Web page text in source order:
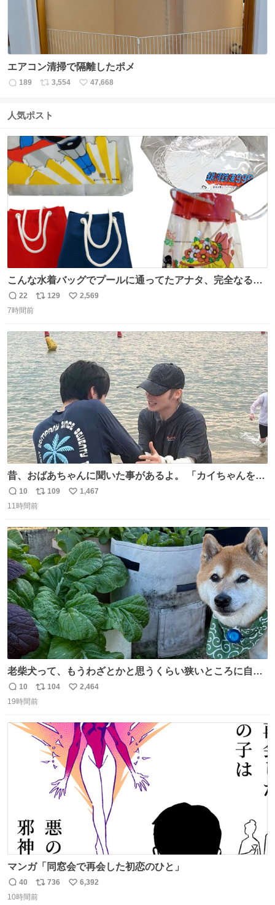
エアコン清掃で隔離したポメ
返
数
189
リ
ス
数
3,554
い
47,668
人気ポスト
こんな水着バッグでプールに通ってたアナタ、完全なる同
世代（笑） #70年代 #80年代 #昭和レトロ
返
信
22
リ
ト
数
129
い
数
2,569
7時間前
昔、おばあちゃんに聞いた事があるよ。 「カイちゃんをい
じめると、アイツが海から上がって来るぞ。」って。
返
信
10
リ
ポ
ト
数
109
い
数
1,467
11時間前
老柴犬って、もうわざとかと思うくらい狭いところに自ら
はまりにいくじゃないですか？ 今朝ガーデニングしてる飼
い主の間にはまってきて、最高に可愛かった♥️
返
信
10
リ
ポ
ト
数
104
い
数
2,464
19時間前
マンガ「同窓会で再会した初恋のひと」
返
信
40
リ
ポ
736
い
6,392
10時間前